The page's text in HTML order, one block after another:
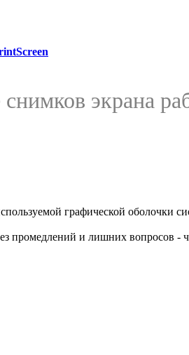
экрана
графической оболочки
и лишних вопросов -